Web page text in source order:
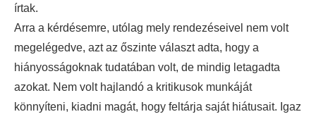
írtak.
Arra a kérdésemre, utólag mely rendezéseivel nem volt
megelégedve, azt az őszinte választ adta, hogy a
hiányosságoknak tudatában volt, de mindig letagadta
azokat. Nem volt hajlandó a kritikusok munkáját
könnyíteni, kiadni magát, hogy feltárja saját hiátusait. Igaz